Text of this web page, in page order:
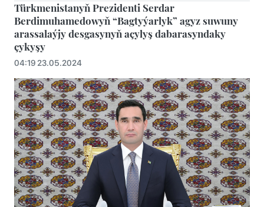
Türkmenistanyň Prezidenti Serdar
Berdimuhamedowyň “Bagtyýarlyk” agyz suwuny
arassalaýjy desgasynyň açylyş dabarasyndaky
çykyşy
04:19 23.05.2024